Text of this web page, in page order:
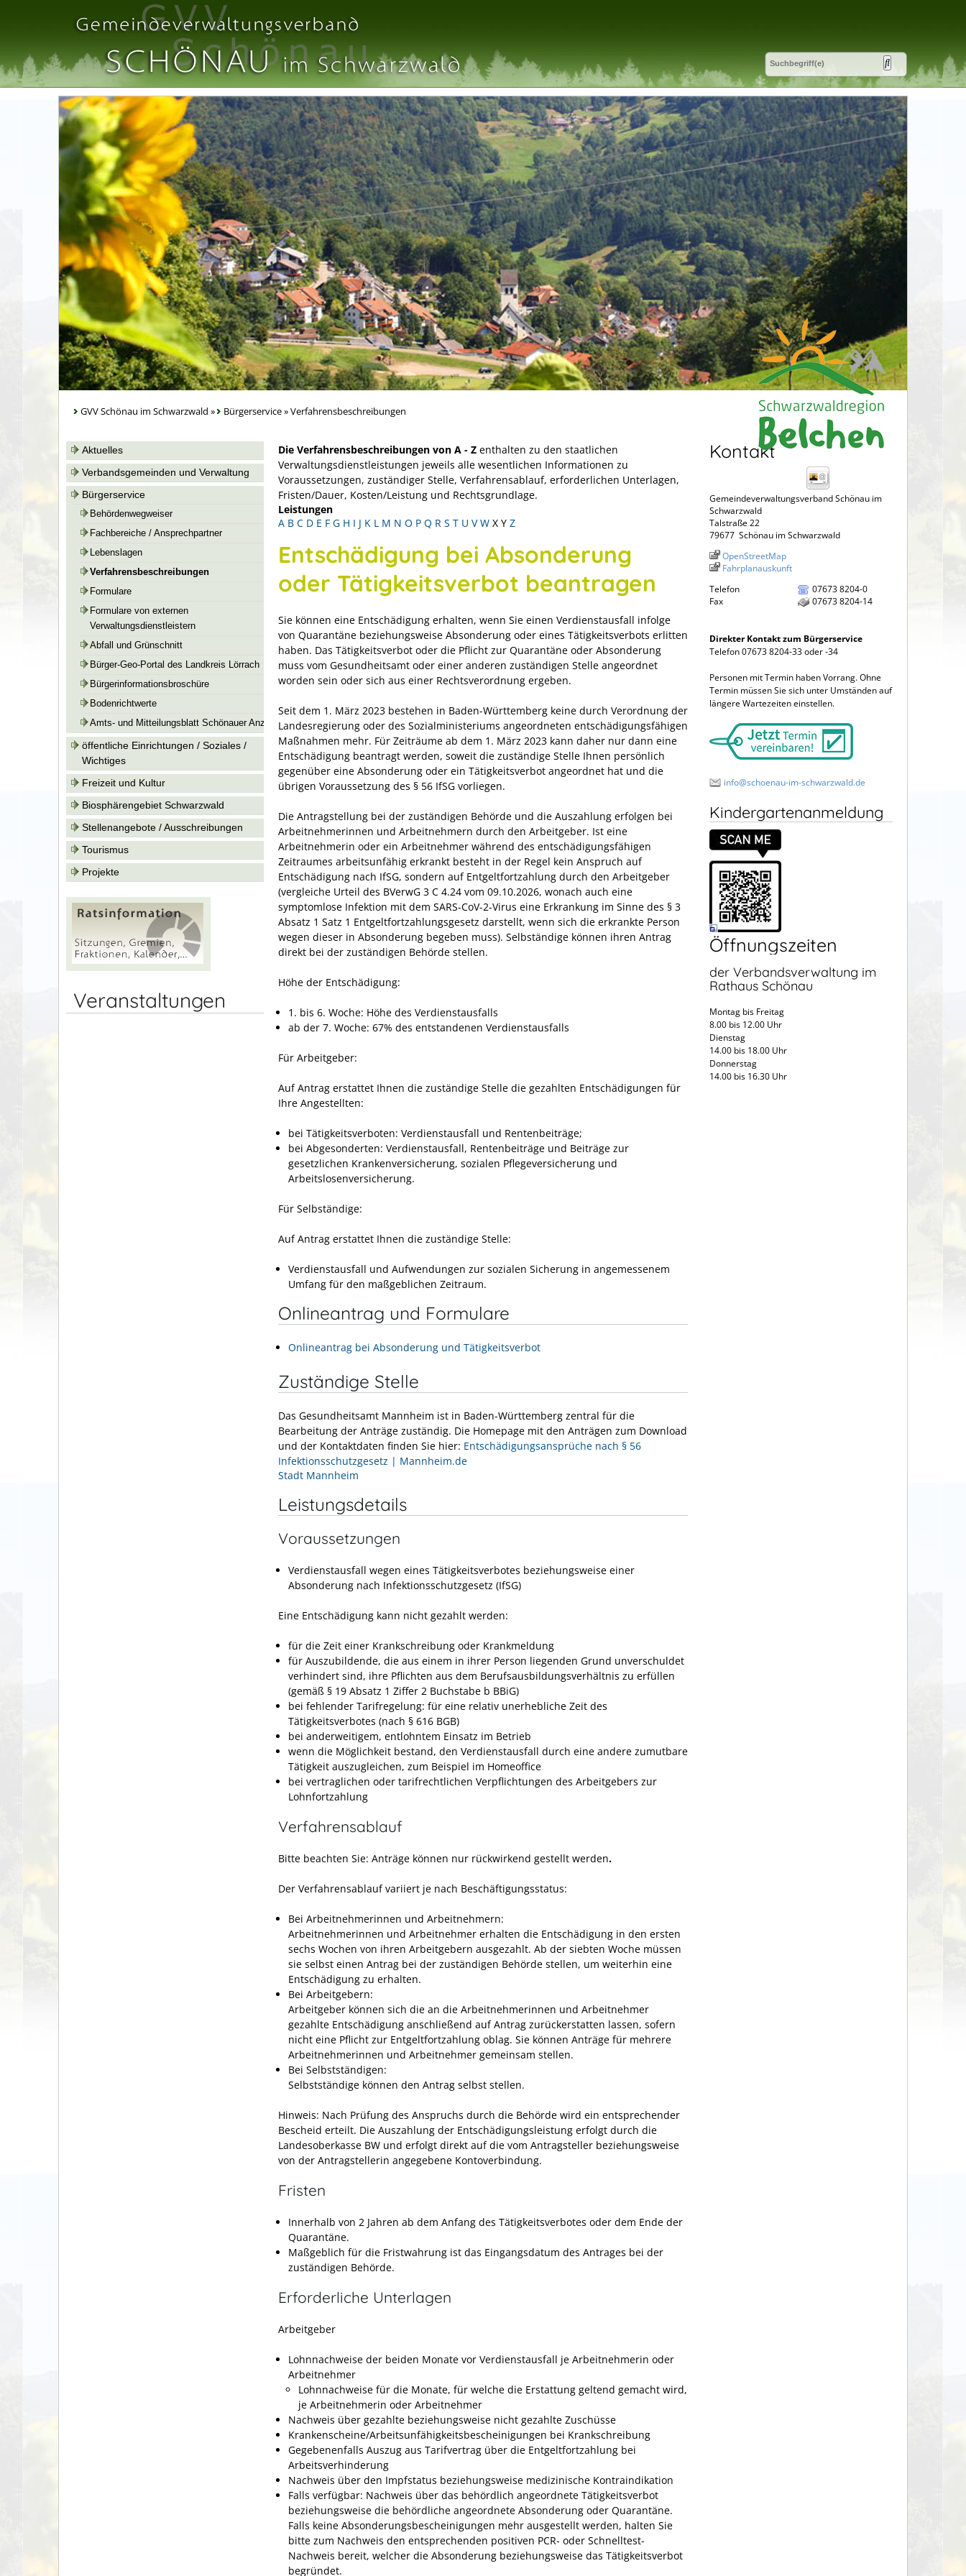
GVV Schönau im Schwarzwald » Bürgerservice»Verfahrensbeschreibungen
Aktuelles
Verbandsgemeinden und Verwaltung
Bürgerservice
Behördenwegweiser
Fachbereiche / Ansprechpartner
Lebenslagen
Verfahrensbeschreibungen
Formulare
Formulare von externen
Verwaltungsdienstleistern
Abfall und Grünschnitt
Bürger-Geo-Portal des Landkreis Lörrach
Bürgerinformationsbroschüre
Bodenrichtwerte
Amts- und Mitteilungsblatt Schönauer Anzeiger
öffentliche Einrichtungen / Soziales /
Wichtiges
Freizeit und Kultur
Biosphärengebiet Schwarzwald
Stellenangebote / Ausschreibungen
Tourismus
Projekte
Veranstaltungen
Die Verfahrensbeschreibungen von A - Z enthalten zu den staatlichen
Verwaltungsdienstleistungen jeweils alle wesentlichen Informationen zu
Voraussetzungen, zuständiger Stelle, Verfahrensablauf, erforderlichen Unterlagen,
Fristen/Dauer, Kosten/Leistung und Rechtsgrundlage.
Leistungen
A B C D E F G H I J K L M N O P Q R S T U V W X Y Z
Entschädigung bei Absonderung
oder Tätigkeitsverbot beantragen
Sie können eine Entschädigung erhalten, wenn Sie einen Verdienstausfall infolge
von Quarantäne beziehungsweise Absonderung oder eines Tätigkeitsverbots erlitten
haben. Das Tätigkeitsverbot oder die Pflicht zur Quarantäne oder Absonderung
muss vom Gesundheitsamt oder einer anderen zuständigen Stelle angeordnet
worden sein oder sich aus einer Rechtsverordnung ergeben.
Seit dem 1. März 2023 bestehen in Baden-Württemberg keine durch Verordnung der
Landesregierung oder des Sozialministeriums angeordneten entschädigungsfähigen
Maßnahmen mehr. Für Zeiträume ab dem 1. März 2023 kann daher nur dann eine
Entschädigung beantragt werden, soweit die zuständige Stelle Ihnen persönlich
gegenüber eine Absonderung oder ein Tätigkeitsverbot angeordnet hat und die
übrigen Voraussetzung des § 56 IfSG vorliegen.
Die Antragstellung bei der zuständigen Behörde und die Auszahlung erfolgen bei
Arbeitnehmerinnen und Arbeitnehmern durch den Arbeitgeber. Ist eine
Arbeitnehmerin oder ein Arbeitnehmer während des entschädigungsfähigen
Zeitraumes arbeitsunfähig erkrankt besteht in der Regel kein Anspruch auf
Entschädigung nach IfSG, sondern auf Entgeltfortzahlung durch den Arbeitgeber
(vergleiche Urteil des BVerwG 3 C 4.24 vom 09.10.2026, wonach auch eine
symptomlose Infektion mit dem SARS-CoV-2-Virus eine Erkrankung im Sinne des § 3
Absatz 1 Satz 1 Entgeltfortzahlungsgesetz darstellt, wenn sich die erkrankte Person
wegen dieser in Absonderung begeben muss). Selbständige können ihren Antrag
direkt bei der zuständigen Behörde stellen.
Höhe der Entschädigung:
1. bis 6. Woche: Höhe des Verdienstausfalls
ab der 7. Woche: 67% des entstandenen Verdienstausfalls
Für Arbeitgeber:
Auf Antrag erstattet Ihnen die zuständige Stelle die gezahlten Entschädigungen für
Ihre Angestellten:
bei Tätigkeitsverboten: Verdienstausfall und Rentenbeiträge;
bei Abgesonderten: Verdienstausfall, Rentenbeiträge und Beiträge zur
gesetzlichen Krankenversicherung, sozialen Pflegeversicherung und
Arbeitslosenversicherung.
Für Selbständige:
Auf Antrag erstattet Ihnen die zuständige Stelle:
Verdienstausfall und Aufwendungen zur sozialen Sicherung in angemessenem
Umfang für den maßgeblichen Zeitraum.
Onlineantrag und Formulare
Onlineantrag bei Absonderung und Tätigkeitsverbot
Zuständige Stelle
Das Gesundheitsamt Mannheim ist in Baden-Württemberg zentral für die
Bearbeitung der Anträge zuständig. Die Homepage mit den Anträgen zum Download
und der Kontaktdaten finden Sie hier: Entschädigungsansprüche nach § 56
Infektionsschutzgesetz | Mannheim.de
Stadt Mannheim
Leistungsdetails
Voraussetzungen
Verdienstausfall wegen eines Tätigkeitsverbotes beziehungsweise einer
Absonderung nach Infektionsschutzgesetz (IfSG)
Eine Entschädigung kann nicht gezahlt werden:
für die Zeit einer Krankschreibung oder Krankmeldung
für Auszubildende, die aus einem in ihrer Person liegenden Grund unverschuldet
verhindert sind, ihre Pflichten aus dem Berufsausbildungsverhältnis zu erfüllen
(gemäß § 19 Absatz 1 Ziffer 2 Buchstabe b BBiG)
bei fehlender Tarifregelung: für eine relativ unerhebliche Zeit des
Tätigkeitsverbotes (nach § 616 BGB)
bei anderweitigem, entlohntem Einsatz im Betrieb
wenn die Möglichkeit bestand, den Verdienstausfall durch eine andere zumutbare
Tätigkeit auszugleichen, zum Beispiel im Homeoffice
bei vertraglichen oder tarifrechtlichen Verpflichtungen des Arbeitgebers zur
Lohnfortzahlung
Verfahrensablauf
Bitte beachten Sie: Anträge können nur rückwirkend gestellt werden.
Der Verfahrensablauf variiert je nach Beschäftigungsstatus:
Bei Arbeitnehmerinnen und Arbeitnehmern:
Arbeitnehmerinnen und Arbeitnehmer erhalten die Entschädigung in den ersten
sechs Wochen von ihren Arbeitgebern ausgezahlt. Ab der siebten Woche müssen
sie selbst einen Antrag bei der zuständigen Behörde stellen, um weiterhin eine
Entschädigung zu erhalten.
Bei Arbeitgebern:
Arbeitgeber können sich die an die Arbeitnehmerinnen und Arbeitnehmer
gezahlte Entschädigung anschließend auf Antrag zurückerstatten lassen, sofern
nicht eine Pflicht zur Entgeltfortzahlung oblag. Sie können Anträge für mehrere
Arbeitnehmerinnen und Arbeitnehmer gemeinsam stellen.
Bei Selbstständigen:
Selbstständige können den Antrag selbst stellen.
Hinweis: Nach Prüfung des Anspruchs durch die Behörde wird ein entsprechender
Bescheid erteilt. Die Auszahlung der Entschädigungsleistung erfolgt durch die
Landesoberkasse BW und erfolgt direkt auf die vom Antragsteller beziehungsweise
von der Antragstellerin angegebene Kontoverbindung.
Fristen
Innerhalb von 2 Jahren ab dem Anfang des Tätigkeitsverbotes oder dem Ende der
Quarantäne.
Maßgeblich für die Fristwahrung ist das Eingangsdatum des Antrages bei der
zuständigen Behörde.
Erforderliche Unterlagen
Arbeitgeber
Lohnnachweise der beiden Monate vor Verdienstausfall je Arbeitnehmerin oder
Arbeitnehmer
Lohnnachweise für die Monate, für welche die Erstattung geltend gemacht wird,
je Arbeitnehmerin oder Arbeitnehmer
Nachweis über gezahlte beziehungsweise nicht gezahlte Zuschüsse
Krankenscheine/Arbeitsunfähigkeitsbescheinigungen bei Krankschreibung
Gegebenenfalls Auszug aus Tarifvertrag über die Entgeltfortzahlung bei
Arbeitsverhinderung
Nachweis über den Impfstatus beziehungsweise medizinische Kontraindikation
Falls verfügbar: Nachweis über das behördlich angeordnete Tätigkeitsverbot
beziehungsweise die behördliche angeordnete Absonderung oder Quarantäne.
Falls keine Absonderungsbescheinigungen mehr ausgestellt werden, halten Sie
bitte zum Nachweis den entsprechenden positiven PCR- oder Schnelltest-
Nachweis bereit, welcher die Absonderung beziehungsweise das Tätigkeitsverbot
begründet.
Kontakt
Gemeindeverwaltungsverband Schönau im
Schwarzwald
Talstraße 22
79677 Schönau im Schwarzwald
OpenStreetMap
Fahrplanauskunft
Telefon
07673 8204-0
Fax
07673 8204-14
Direkter Kontakt zum Bürgerservice
Telefon 07673 8204-33 oder -34
Personen mit Termin haben Vorrang. Ohne
Termin müssen Sie sich unter Umständen auf
längere Wartezeiten einstellen.
info@schoenau-im-schwarzwald.de
Kindergartenanmeldung
Öffnungszeiten
der Verbandsverwaltung im
Rathaus Schönau
Montag bis Freitag
8.00 bis 12.00 Uhr
Dienstag
14.00 bis 18.00 Uhr
Donnerstag
14.00 bis 16.30 Uhr